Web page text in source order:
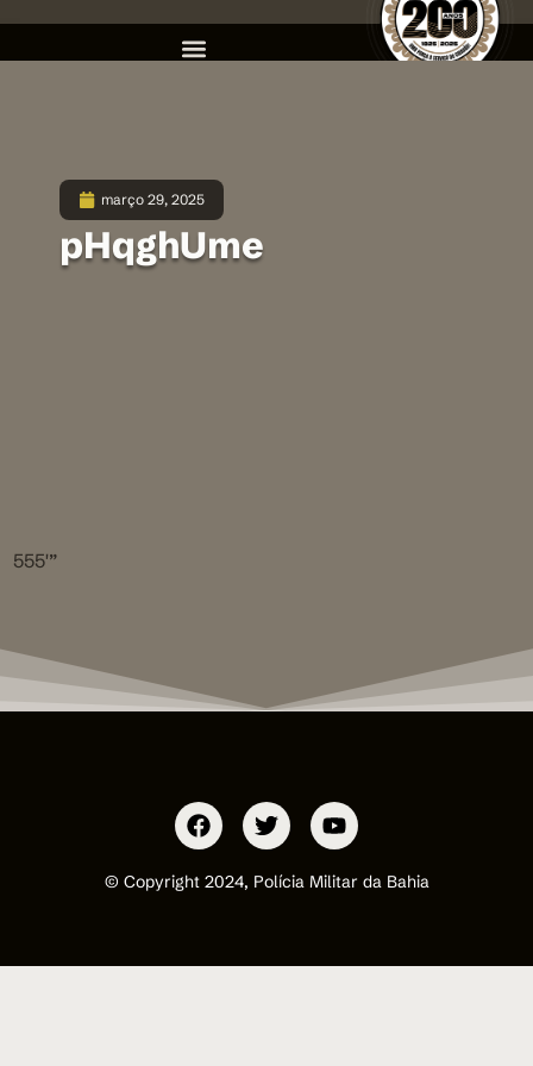
março 29, 2025
pHqghUme
555′”
© Copyright 2024, Polícia Militar da Bahia